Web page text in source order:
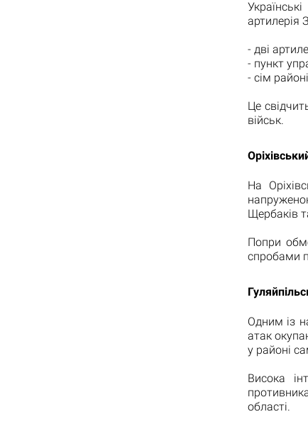
артилерія
- дві
- пункт
- сім
Це
військ.
На
Щербаків
Попри
спробами
Одним із
атак
у районі
Висока
області.